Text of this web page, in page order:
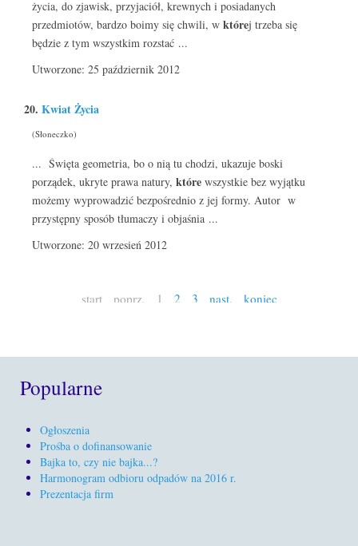
życia, do zjawisk, przyjaciół, krewnych i posiadanych
przedmiotów, bardzo boimy się chwili, w której trzeba się
będzie z tym wszystkim rozstać ...
Utworzone: 25 październik 2012
20. Kwiat Życia
(Słoneczko)
... Święta geometria, bo o nią tu chodzi, ukazuje boski
porządek, ukryte prawa natury, które wszystkie bez wyjątku
możemy wyprowadzić bezpośrednio z jej formy. Autor w
przystępny sposób tłumaczy i objaśnia ...
Utworzone: 20 wrzesień 2012
start poprz. 1 2 3 nast. koniec
Popularne
Ogłoszenia
Prośba o dofinansowanie
Bajka to, czy nie bajka...?
Harmonogram odbioru odpadów na 2016 r.
Prezentacja firm